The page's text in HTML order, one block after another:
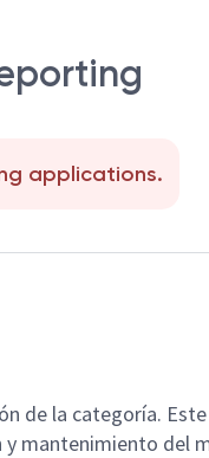
applications.
de la categoría.
y mantenimiento del